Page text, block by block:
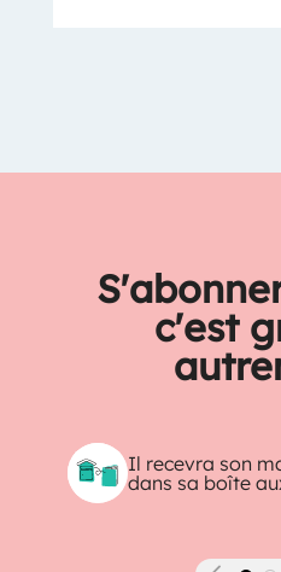
c'est
Il recevra son
dans sa boîte